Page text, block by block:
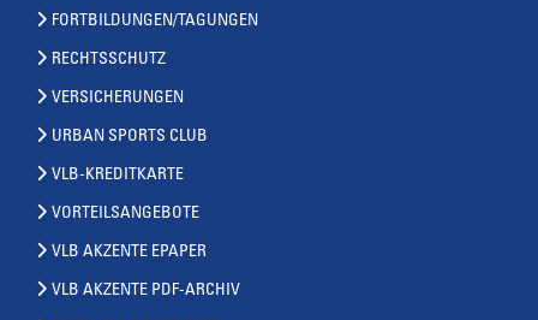
FORTBILDUNGEN/TAGUNGEN
RECHTSSCHUTZ
VERSICHERUNGEN
URBAN SPORTS CLUB
VLB-KREDITKARTE
VORTEILSANGEBOTE
VLB AKZENTE EPAPER
VLB AKZENTE PDF-ARCHIV